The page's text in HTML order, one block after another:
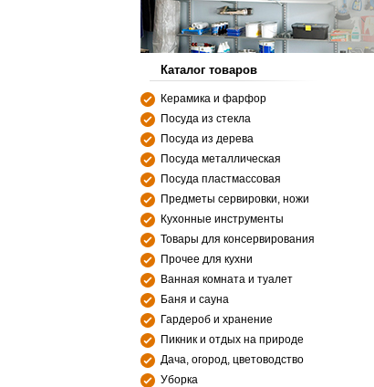
Каталог товаров
Керамика и фарфор
Посуда из стекла
Посуда из дерева
Посуда металлическая
Посуда пластмассовая
Предметы сервировки, ножи
Кухонные инструменты
Товары для консервирования
Прочее для кухни
Ванная комната и туалет
Баня и сауна
Гардероб и хранение
Пикник и отдых на природе
Дача, огород, цветоводство
Уборка